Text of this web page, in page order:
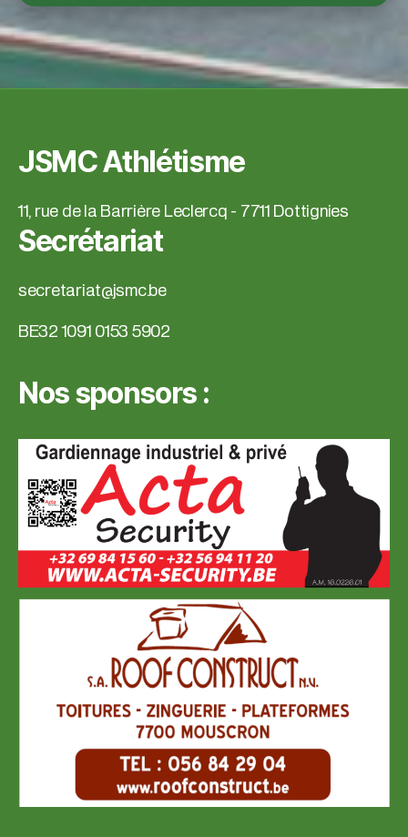
JSMC Athlétisme
11, rue de la Barrière Leclercq - 7711 Dottignies
Secrétariat
secretariat@jsmc.be
BE32 1091 0153 5902
Nos sponsors :